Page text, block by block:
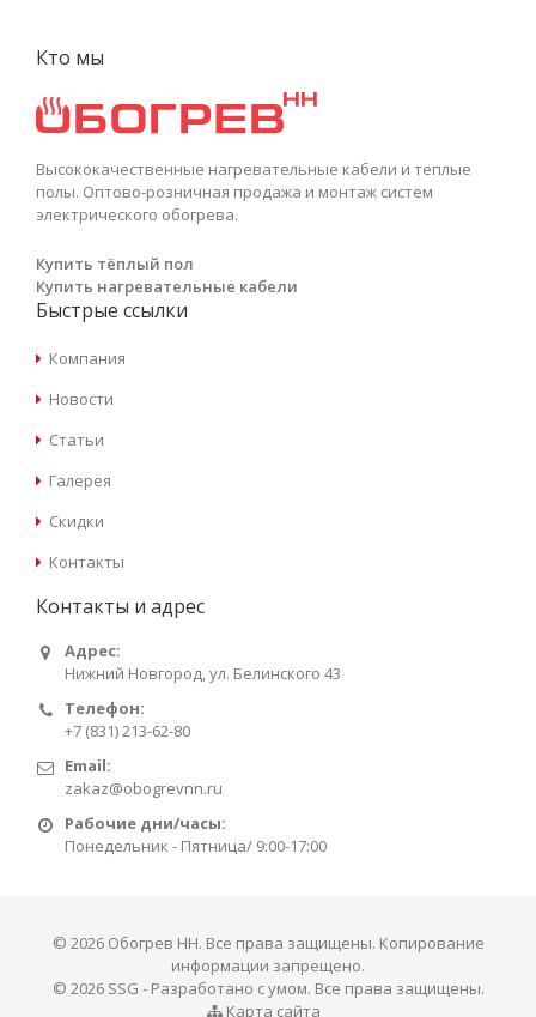
Кто мы
Высококачественные нагревательные кабели и теплые
полы. Оптово-розничная продажа и монтаж систем
электрического обогрева.
Купить тёплый пол
Купить нагревательные кабели
Быстрые ссылки
Компания
Новости
Статьи
Галерея
Скидки
Контакты
Контакты и адрес
Адрес:
Нижний Новгород, ул. Белинского 43
Телефон:
+7 (831) 213-62-80
Email:
zakaz@obogrevnn.ru
Рабочие дни/часы:
Понедельник - Пятница/ 9:00-17:00
© 2026 Обогрев НН. Все права защищены. Копирование
информации запрещено.
© 2026 SSG - Разработано с умом. Все права защищены.
Карта сайта